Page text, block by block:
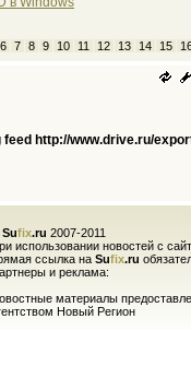
6 7 8 9 10 11 12 13 14 15
http://www.drive.ru/
Sufix.ru 2007-2011
использовании новостей с
ссылка на Sufix.ru
и реклама:
материалы
Новый Регион